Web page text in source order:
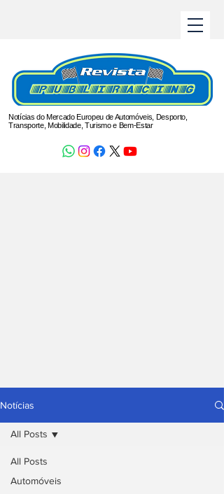
Notícias do Mercado Europeu de Automóveis, Desporto,
Transporte, Mobilidade, Turismo e Bem-Estar
Notícias
All Posts
Automóveis
All Posts